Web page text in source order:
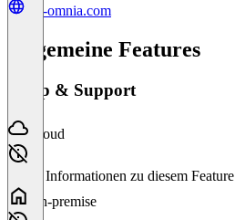
get-omnia.com
Allgemeine Features
Setup & Support
Cloud
Keine Informationen zu diesem Feature
On-premise